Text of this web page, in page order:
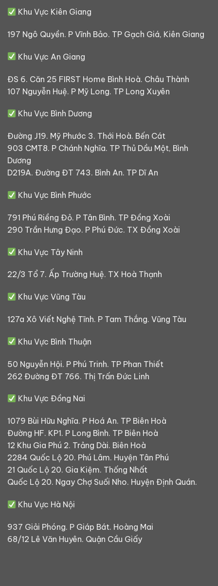
Khu Vực Kiên Giang
197 Ngô Quyền. P Vĩnh Bảo. TP Gạch Giá, Kiên Giang
Khu Vực An Giang
ĐS 6. Căn 25 FIRST Home Bình Hoà. Châu Thành
107 Nguyễn Huệ. P Mỹ Long. TP Long Xuyên
Khu Vực Bình Dương
Đường J19. Mỹ Phước 3. Thới Hoà. Bến Cát
903 CMT8. P Chánh Nghĩa. TP Thủ Dầu Một, Bình
Dương
D219A. Đường ĐT 743. Bình An. TP Dĩ An
Khu Vực Bình Phước
791 Phú Riềng Đỏ. P Tân Bình. TP Đồng Xoài
290 Trần Hưng Đạo. P Phú Đức. TX Đồng Xoài
Khu Vực Tây Ninh
22/3 Tổ 7. Ấp Trường Huệ. TX Hoà Thạnh
Khu Vực Vũng Tàu
127a Xô Viết Nghệ Tĩnh. P Tam Thắng. Vũng Tàu
Khu Vực Bình Thuận
50 Nguyễn Hội. P Phú Trinh. TP Phan Thiết
262 Đường ĐT 766. Thị Trấn Đức Linh
Khu Vực Đồng Nai
1079 Bùi Hữu Nghĩa. P Hoá An. TP Biên Hoà
Đường HF. KP1. P Long Bình. TP Biên Hoà
12 Khu Gia Phú 2. Trảng Dài. Biên Hoà
2284 Quốc Lộ 20. Phú Lâm. Huyện Tân Phú
21 Quốc Lộ 20. Gia Kiệm. Thống Nhất
Quốc Lộ 20. Ngay Chợ Suối Nho. Huyện Định Quán.
Khu Vực Hà Nội
937 Giải Phóng. P Giáp Bát. Hoàng Mai
68/12 Lê Văn Huyên. Quận Cầu Giấy